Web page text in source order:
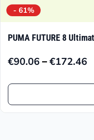
- 61%
PUMA FUTURE 8
€90.06–€172.46
Preisspanne:
€90.06
€172.46
Dieses
Produkt